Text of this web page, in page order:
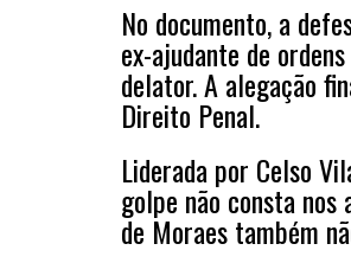
No documento, a
ex-ajudante de
delator. A alegação
Direito Penal.
Liderada por Celso
golpe não consta
de Moraes também